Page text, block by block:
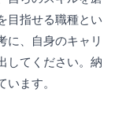
目指せる職種とい
に、自身のキャリ
してください。納
ます。